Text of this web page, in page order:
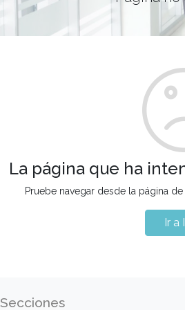
La página que ha
Pruebe navegar desde la página
Ir a
Secciones